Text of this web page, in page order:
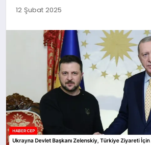
12 Şubat 2025